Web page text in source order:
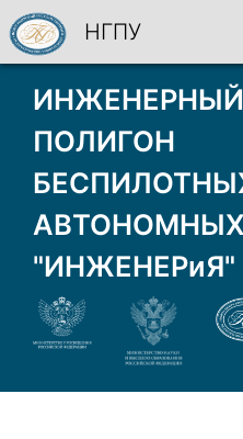
ПОЛИГОН
"ИНЖЕНЕРиЯ"
НГПУ